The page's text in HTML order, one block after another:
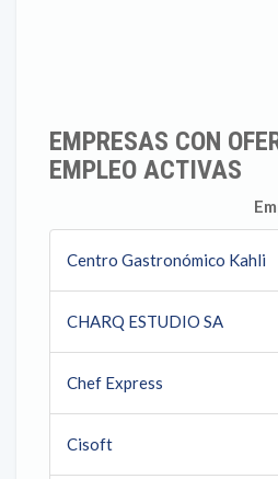
EMPRESAS CON
EMPLEO ACTIVAS
Centro Gastronómico Kahli
CHARQ ESTUDIO SA
Chef Express
Cisoft